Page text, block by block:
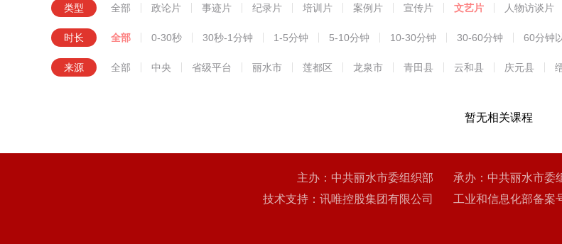
类型 全部 政论片 事迹片 纪录片 培训片 案例片 宣传片 文艺片 人物访谈片
时长 全部 0-30秒 30秒-1分钟 1-5分钟 5-10分钟 10-30分钟 30-60分钟 60分钟
来源 全部 中央 省级平台 丽水市 莲都区 龙泉市 青田县 云和县 庆元县
暂无相关课程
主办：中共丽水市委组织部 承办：中共丽水市委
技术支持：讯唯控股集团有限公司 工业和信息化部备案